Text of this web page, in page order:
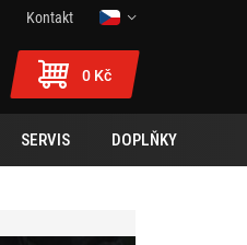
Kontakt
0 Kč
SERVIS DOPLŇKY